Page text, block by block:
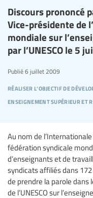
Discours prononcé
Vice-présidente de
mondiale sur
par l’UNESCO le 5
réaliser l’objectif de
enseignement supérieur et
Publié6 juillet 2009
Au nom de
fédération syndicale
d’enseignants et de
syndicats affiliés dans
de prendre la parole dans
de l’UNESCO sur